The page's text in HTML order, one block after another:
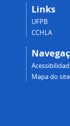
Links
UFPB
CCHLA
Mapa do site